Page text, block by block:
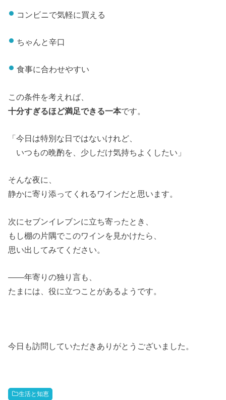
コンビニで気軽に買える
ちゃんと辛口
食事に合わせやすい
この条件を考えれば、
十分すぎるほど満足できる一本です。
「今日は特別な日ではないけれど、
いつもの晩酌を、少しだけ気持ちよくしたい」
そんな夜に、
静かに寄り添ってくれるワインだと思います。
次にセブンイレブンに立ち寄ったとき、
もし棚の片隅でこのワインを見かけたら、
思い出してみてください。
――年寄りの独り言も、
たまには、役に立つことがあるようです。
今日も訪問していただきありがとうございました。
生活と知恵